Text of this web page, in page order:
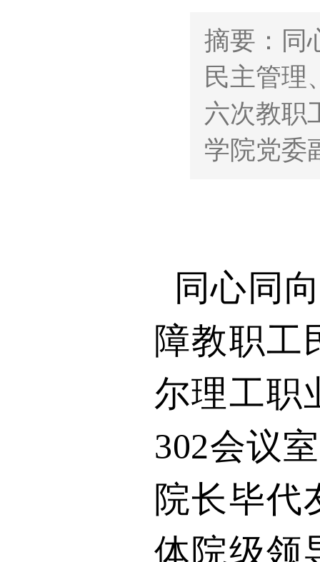
摘要：同
民主管理
六次教职
学院党委
同心同
障教职工
尔理工职
302会议
院长毕代
体院级领